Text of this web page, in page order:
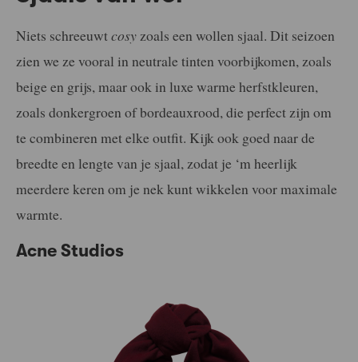
Niets schreeuwtcosy zoals een wollen sjaal. Dit seizoen
zien we ze vooral in neutrale tinten voorbijkomen, zoals
beige en grijs, maar ook in luxe warme herfstkleuren,
zoals donkergroen of bordeauxrood, die perfect zijn om
te combineren met elke outfit. Kijk ook goed naar de
breedte en lengte van je sjaal, zodat je ‘m heerlijk
meerdere keren om je nek kunt wikkelen voor maximale
warmte.
Acne Studios